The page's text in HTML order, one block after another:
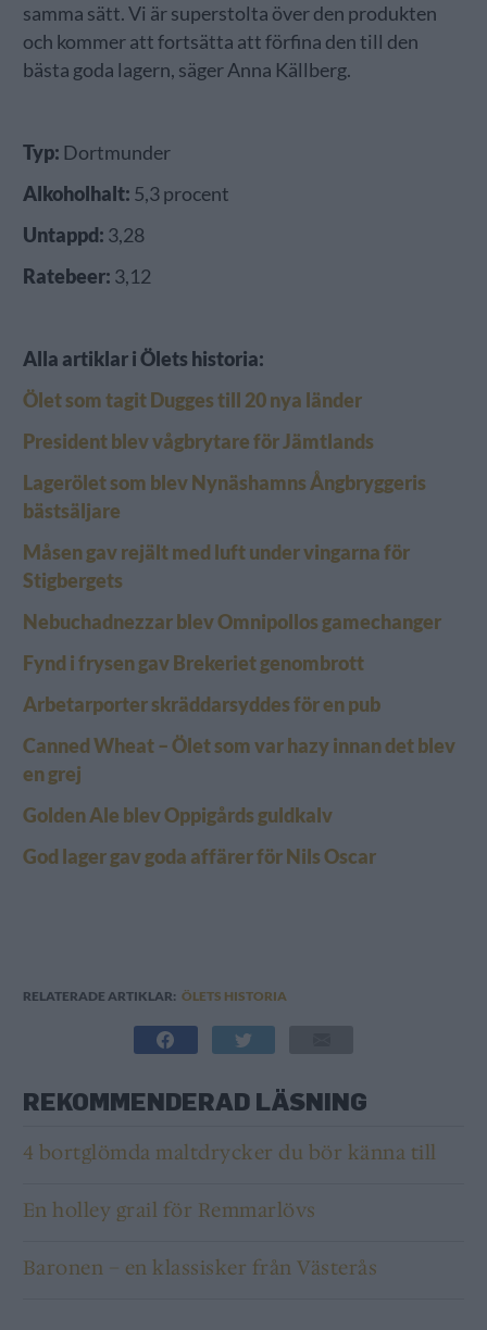
samma sätt. Vi är superstolta över den produkten
och kommer att fortsätta att förfina den till den
bästa goda lagern, säger Anna Källberg.
Typ: Dortmunder
Alkoholhalt: 5,3 procent
Untappd: 3,28
Ratebeer: 3,12
Alla artiklar i Ölets historia:
Ölet som tagit Dugges till 20 nya länder
President blev vågbrytare för Jämtlands
Lagerölet som blev Nynäshamns Ångbryggeris
bästsäljare
Måsen gav rejält med luft under vingarna för
Stigbergets
Nebuchadnezzar blev Omnipollos gamechanger
Fynd i frysen gav Brekeriet genombrott
Arbetarporter skräddarsyddes för en pub
Canned Wheat – Ölet som var hazy innan det blev
en grej
Golden Ale blev Oppigårds guldkalv
God lager gav goda affärer för Nils Oscar
RELATERADE ARTIKLAR: ÖLETS HISTORIA
REKOMMENDERAD LÄSNING
4 bortglömda maltdrycker du bör känna till
En holley grail för Remmarlövs
Baronen – en klassisker från Västerås